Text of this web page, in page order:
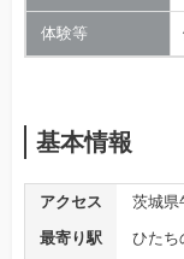
体験等
基本情報
アクセス
茨城県
最寄り駅
ひたち